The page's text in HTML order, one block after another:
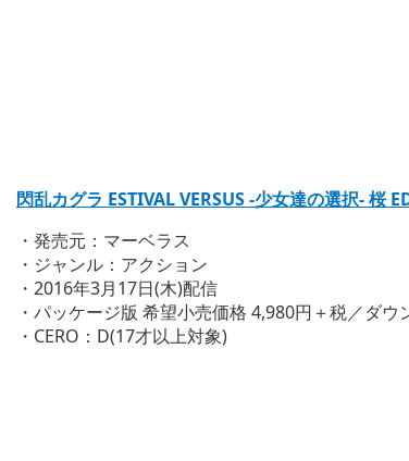
閃乱カグラ ESTIVAL VERSUS -少女達の選択- 桜
・発売元：マーベラス
・ジャンル：アクション
・2016年3月17日(木)配信
・パッケージ版 希望小売価格 4,980円＋税／ダ
・CERO：D(17才以上対象)